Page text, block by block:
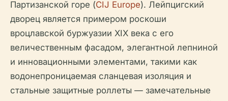
Партизанской горе (CIJ Europe). Лейпцигский
дворец является примером роскоши
вроцлавской буржуазии XIX века с его
величественным фасадом, элегантной лепниной
и инновационными элементами, такими как
водонепроницаемая сланцевая изоляция и
стальные защитные роллеты — замечательные